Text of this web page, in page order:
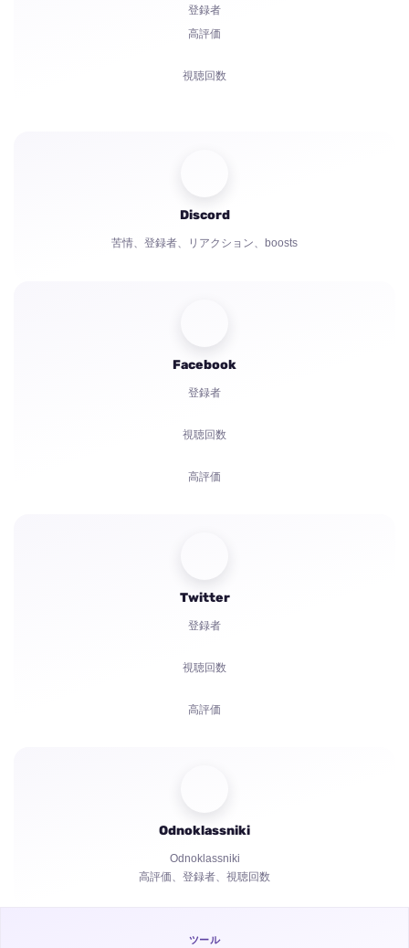
登録者
高評価
視聴回数
Discord
苦情、登録者、リアクション、boosts
Facebook
登録者
視聴回数
高評価
コメント
Twitter
登録者
視聴回数
高評価
共有
視聴時間
Odnoklassniki
Odnoklassniki
高評価、登録者、視聴回数
ツール